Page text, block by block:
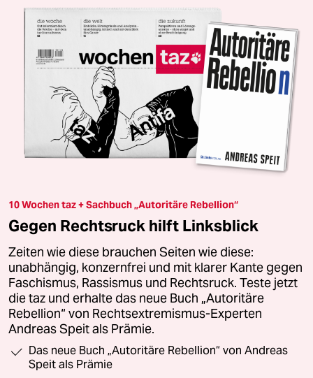
10 Wochen taz + Sachbuch „Autoritäre Rebellion“
Gegen Rechtsruck hilft Linksblick
Zeiten wie diese brauchen Seiten wie diese:
unabhängig, konzernfrei und mit klarer Kante gegen
Faschismus, Rassismus und Rechtsruck. Teste jetzt
die taz und erhalte das neue Buch „Autoritäre
Rebellion“ von Rechtsextremismus-Experten
Andreas Speit als Prämie.
Das neue Buch „Autoritäre Rebellion“ von Andreas
Speit als Prämie